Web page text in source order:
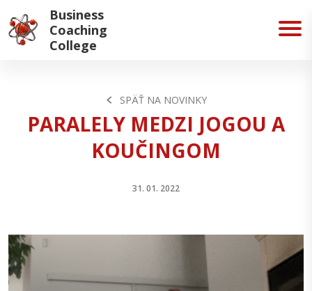
Business
Coaching
College
SPÄŤ NA NOVINKY
PARALELY MEDZI JOGOU A
KOUČINGOM
31. 01. 2022